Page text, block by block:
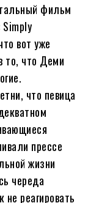
фильм
вот уже
то, что Деми
что певица
прессе
жизни
череда
реагировать